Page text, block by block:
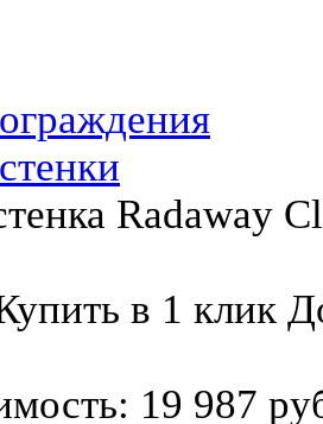
Radaway
в 1 клик
19 987